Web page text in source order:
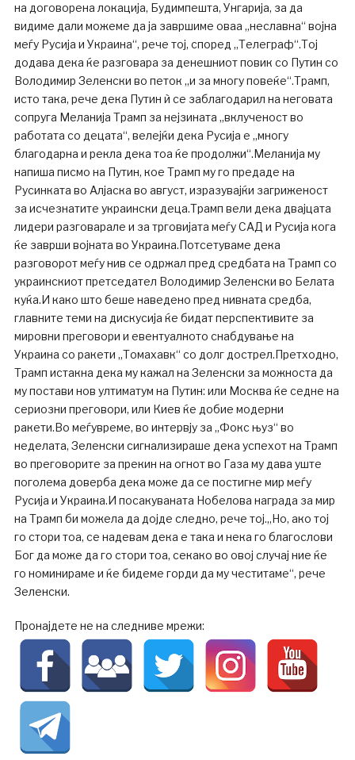
на договорена локација, Будимпешта, Унгарија, за да
видиме дали можеме да ја завршиме оваа „неславна“ војна
меѓу Русија и Украина“, рече тој, според „Телеграф“.Тој
додава дека ќе разговара за денешниот повик со Путин со
Володимир Зеленски во петок „и за многу повеќе“.Трамп,
исто така, рече дека Путин ѝ се заблагодарил на неговата
сопруга Меланија Трамп за нејзината „вклученост во
работата со децата“, велејќи дека Русија е „многу
благодарна и рекла дека тоа ќе продолжи“.Меланија му
напиша писмо на Путин, кое Трамп му го предаде на
Русинката во Алјаска во август, изразувајќи загриженост
за исчезнатите украински деца.Трамп вели дека двајцата
лидери разговарале и за трговијата меѓу САД и Русија кога
ќе заврши војната во Украина.Потсетуваме дека
разговорот меѓу нив се одржал пред средбата на Трамп со
украинскиот претседател Володимир Зеленски во Белата
куќа.И како што беше наведено пред нивната средба,
главните теми на дискусија ќе бидат перспективите за
мировни преговори и евентуалното снабдување на
Украина со ракети „Томахавк“ со долг дострел.Претходно,
Трамп истакна дека му кажал на Зеленски за можноста да
му постави нов ултиматум на Путин: или Москва ќе седне на
сериозни преговори, или Киев ќе добие модерни
ракети.Во меѓувреме, во интервју за „Фокс њуз“ во
неделата, Зеленски сигнализираше дека успехот на Трамп
во преговорите за прекин на огнот во Газа му дава уште
поголема доверба дека може да се постигне мир меѓу
Русија и Украина.И посакуваната Нобелова награда за мир
на Трамп би можела да дојде следно, рече тој.„Но, ако тој
го стори тоа, се надевам дека е така и нека го благослови
Бог да може да го стори тоа, секако во овој случај ние ќе
го номинираме и ќе бидеме горди да му честитаме“, рече
Зеленски.
Пронајдете не на следниве мрежи: